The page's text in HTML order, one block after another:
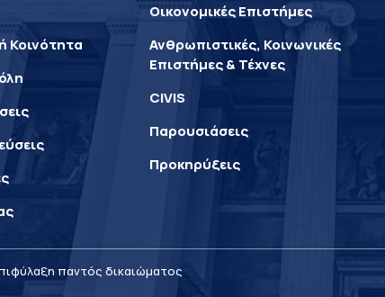
Κοινότητα
Οικονομικές Επιστήμες
Ανθρωπιστικές, Κοινωνικές
Επιστήμες & Τέχνες
CIVIS
Παρουσιάσεις
Προκηρύξεις
παντός δικαιώματος